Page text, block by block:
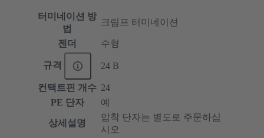
터미네이션 방
법
크림프 터미네이션
젠더 수형
규격 24 B
컨택트핀 개수 24
PE 단자
예
상세설명
압착 단자는 별도로 주문하십
시오